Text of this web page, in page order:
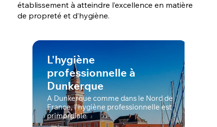
établissement à atteindre l’excellence en matière
de propreté et d’hygiène.
L'hygiène
professionnelle à
Dunkerque
A Dunkerque comme dans le Nord de
France, l'hygiène professionnelle est
primordiale